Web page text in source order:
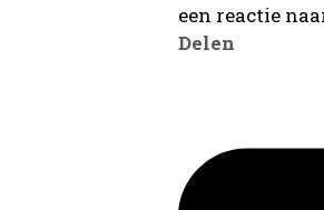
een reactie
Delen